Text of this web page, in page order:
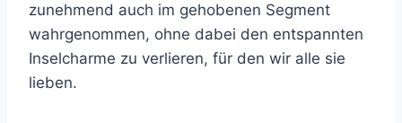
zunehmend auch im gehobenen Segment
wahrgenommen, ohne dabei den entspannten
Inselcharme zu verlieren, für den wir alle sie
lieben.